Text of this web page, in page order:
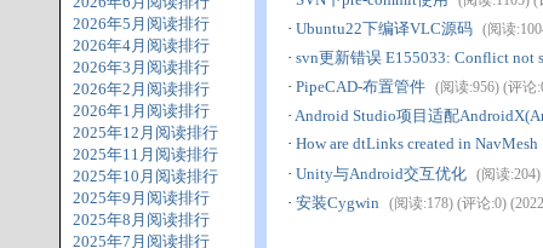
2026年5月阅读排行
2026年4月阅读排行
2026年3月阅读排行
2026年2月阅读排行
2026年1月阅读排行
2025年12月阅读排行
2025年11月阅读排行
2025年10月阅读排行
2025年9月阅读排行
2025年8月阅读排行
2025年7月阅读排行
· Ubuntu22下编译VLC源码 (阅读
· svn更新错误 E155033: Conflict not
· PipeCAD-布置管件 (阅读:956) (评论
· Android Studio项目适配
· How are dtLinks created in NavMesh
· Unity与Android交互优化 (阅读
· 安装Cygwin (阅读:178) (评论:0)